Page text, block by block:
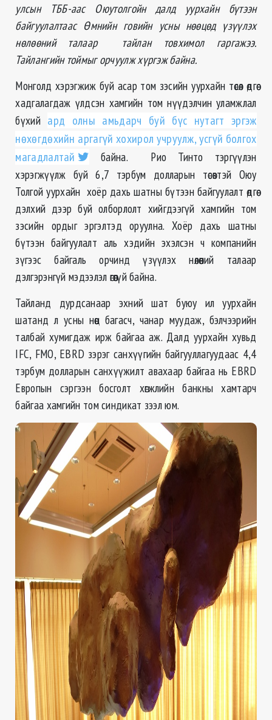
улсын ТББ-аас Оюутолгойн далд уурхайн бүтээн
байгуулалтаас Өмнийн говийн усны нөөцөд үзүүлэх
нөлөөний талаар тайлан товхимол гаргажээ.
Тайлангийн тоймыг орчуулж хүргэж байна.
Монголд хэрэгжиж буй асар том зэсийн уурхайн төсөл өдгөө
хадгалагдаж үлдсэн хамгийн том нүүдэлчин уламжлал
бүхий ард олны амьдарч буй бүс нутагт эргэж
нөхөгдөхийн аргагүй хохирол учруулж, усгүй болгох
магадлалтай
байна. Рио Тинто тэргүүлэн
хэрэгжүүлж буй 6,7 тэрбум долларын төсөвтэй Оюу
Толгой уурхайн хоёр дахь шатны бүтээн байгуулалт өдгөө
дэлхий дээр буй олборлолт хийгдээгүй хамгийн том
зэсийн ордыг эргэлтэд оруулна. Хоёр дахь шатны
бүтээн байгуулалт аль хэдийн эхэлсэн ч компанийн
зүгээс байгаль орчинд үзүүлэх нөлөөний талаар
дэлгэрэнгүй мэдээлэл өгөөгүй байна.
Тайланд дурдсанаар эхний шат буюу ил уурхайн
шатанд л усны нөөц багасч, чанар муудаж, бэлчээрийн
талбай хумигдаж ирж байгаа аж. Далд уурхайн хувьд
IFC, FMO, EBRD зэрэг санхүүгийн байгууллагуудаас 4,4
тэрбум долларын санхүүжилт авахаар байгаа нь EBRD
Европын сэргээн босголт хөгжлийн банкны хамтарч
байгаа хамгийн том синдикат зээл юм.